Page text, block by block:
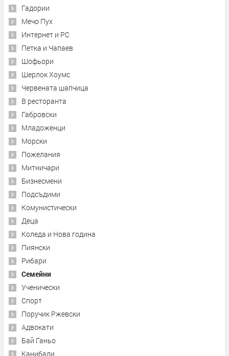
Гадории
Мечо Пух
Интернет и PC
Петка и Чапаев
Шофьори
Шерлок Хоумс
Червената шапчица
В ресторанта
Габровски
Младоженци
Морски
Пожелания
Митничари
Бизнесмени
Подсъдими
Комунистически
Деца
Коледа и Нова година
Пиянски
Рибари
Семейни
Ученически
Спорт
Поручик Ржевски
Адвокати
Бай Ганьо
Канибали